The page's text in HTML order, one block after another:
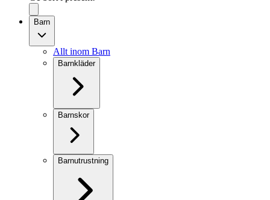
Barn
Allt inom Barn
Barnkläder
Barnskor
Barnutrustning